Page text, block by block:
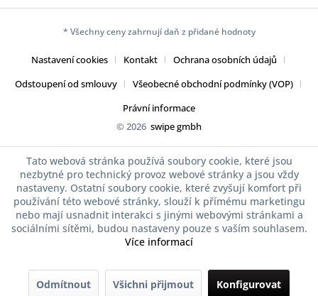
* Všechny ceny zahrnují daň z přidané hodnoty
Nastavení cookies Kontakt
Ochrana osobních údajů
Odstoupení od smlouvy
Všeobecné obchodní podmínky (VOP)
Právní informace
© 2026 swipe gmbh
Tato webová stránka používá soubory cookie, které jsou
nezbytné pro technický provoz webové stránky a jsou vždy
nastaveny. Ostatní soubory cookie, které zvyšují komfort při
používání této webové stránky, slouží k přímému marketingu
nebo mají usnadnit interakci s jinými webovými stránkami a
sociálními sítěmi, budou nastaveny pouze s vaším souhlasem.
Více informací
Odmítnout Všichni přijmout Konfigurovat